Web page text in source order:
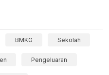
BMKG Sekolah
Pengeluaran